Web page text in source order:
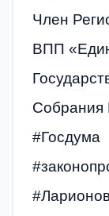
Член
ВПП
Собрания
#Госдума